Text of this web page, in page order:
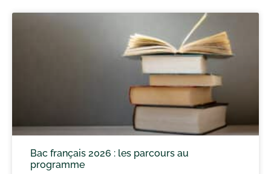
Bac français 2026 : les parcours au
programme